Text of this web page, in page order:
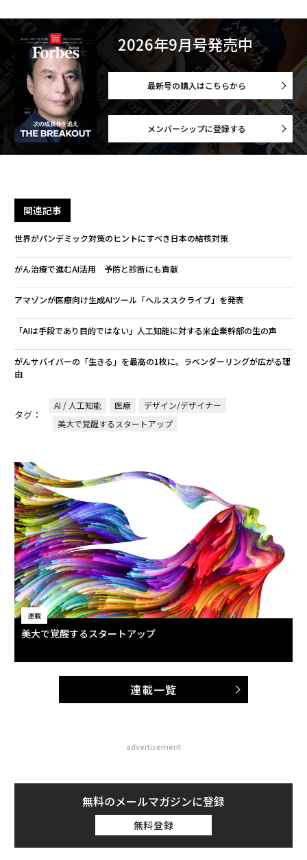
2026年9月号発売中
最新号の購入はこちらから
メンバーシップに登録する
関連記事
世界がパンデミック対策のヒントにすべき日本の結核対策
がん治療で進むAI活用 予防と診断にも貢献
アマゾンが医療向け生成AIツール「ヘルススクライブ」を発表
「AIは手段であり目的ではない」人工知能に対する米企業幹部の生の声
がんサバイバーの「生きる」を最高の1枚に。ラベンダーリングが広がる理
由
タグ：
AI / 人工知能 医療
デザイン/デザイナー
美大で覚醒するスタートアップ
連載
美大で覚醒するスタートアップ
連載一覧
advertisement
無料のメールマガジンに登録
無料登録